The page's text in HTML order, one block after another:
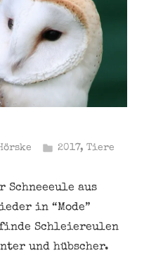
2017, Tiere
Schneeeule aus
in “Mode”
finde Schleiereulen
und hübscher.